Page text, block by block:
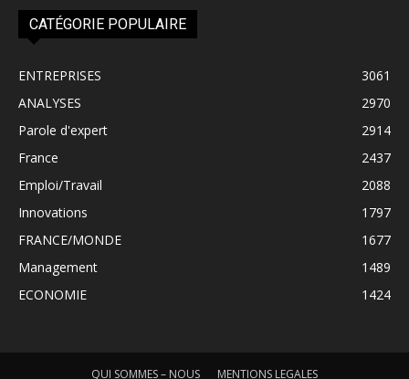
CATÉGORIE POPULAIRE
ENTREPRISES
3061
ANALYSES
2970
Parole d'expert
2914
France
2437
Emploi/Travail
2088
Innovations
1797
FRANCE/MONDE
1677
Management
1489
ECONOMIE
1424
QUI SOMMES – NOUS MENTIONS LEGALES